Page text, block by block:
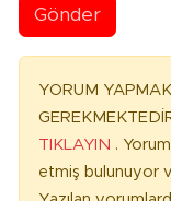
Gönder
YORUM
TIKLAYIN .
etmiş bulunuyor